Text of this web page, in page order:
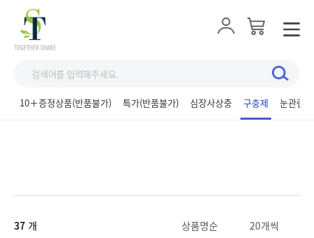
10＋증정상품(반품불가) 특가(반품불가) 심장사상충 구충제 눈관련
37 개 상품명순 20개씩